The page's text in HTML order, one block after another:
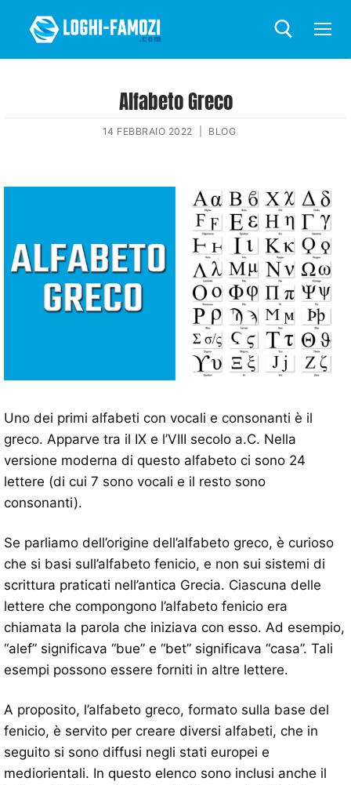
Alfabeto Greco
14 FEBBRAIO 2022 BLOG
Uno dei primi alfabeti con vocali e consonanti è il
greco. Apparve tra il IX e l’VIII secolo a.C. Nella
versione moderna di questo alfabeto ci sono 24
lettere (di cui 7 sono vocali e il resto sono
consonanti).
Se parliamo dell’origine dell’alfabeto greco, è curioso
che si basi sull’alfabeto fenicio, e non sui sistemi di
scrittura praticati nell’antica Grecia. Ciascuna delle
lettere che compongono l’alfabeto fenicio era
chiamata la parola che iniziava con esso. Ad esempio,
“alef” significava “bue” e “bet” significava “casa”. Tali
esempi possono essere forniti in altre lettere.
A proposito, l’alfabeto greco, formato sulla base del
fenicio, è servito per creare diversi alfabeti, che in
seguito si sono diffusi negli stati europei e
mediorientali. In questo elenco sono inclusi anche il